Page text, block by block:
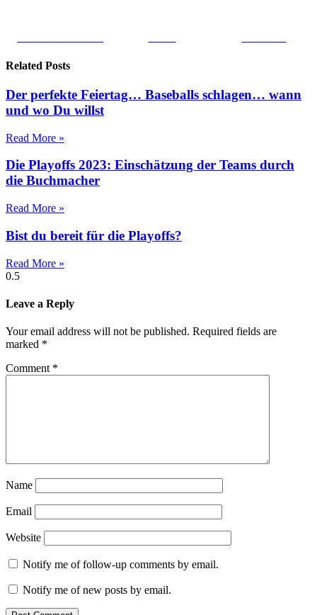
Related Posts
Der perfekte Feiertag… Baseballs schlagen… wann
und wo Du willst
Read More »
Die Playoffs 2023: Einschätzung der Teams durch
die Buchmacher
Read More »
Bist du bereit für die Playoffs?
Read More »
Leave a Reply
Your email address will not be published. Required fields are
marked *
Comment *
Name
Email
Website
Notify me of follow-up comments by email.
Notify me of new posts by email.